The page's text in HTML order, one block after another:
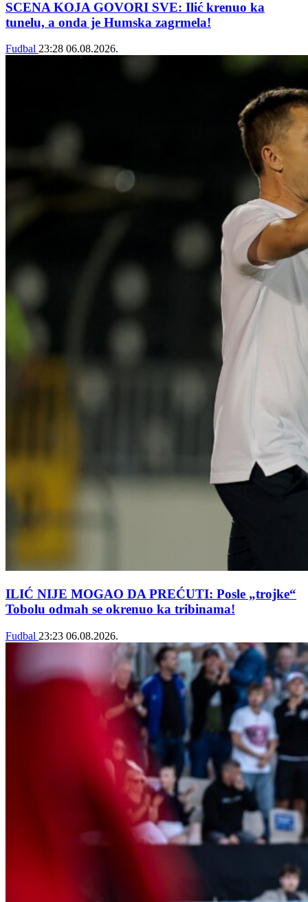
SCENA KOJA GOVORI SVE: Ilić krenuo ka
tunelu, a onda je Humska zagrmela!
Fudbal 23:28 06.08.2026.
ILIĆ NIJE MOGAO DA PREĆUTI: Posle „trojke“
Tobolu odmah se okrenuo ka tribinama!
Fudbal 23:23 06.08.2026.